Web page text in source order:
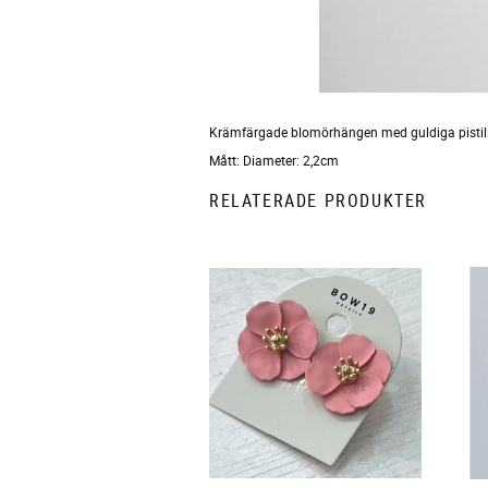
Krämfärgade blomörhängen med guldiga
Mått: Diameter: 2,2cm
RELATERADE PRODUKTER